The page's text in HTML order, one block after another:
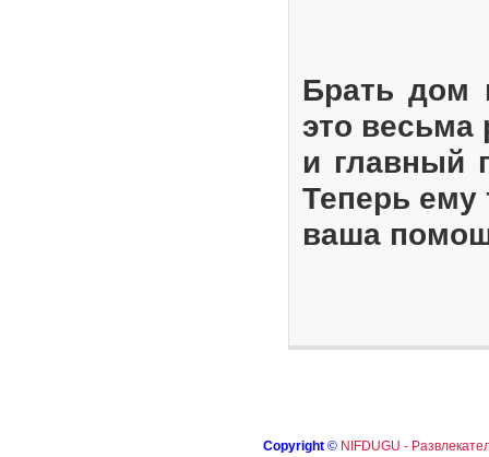
Брать дом
это весьма
и главный
Теперь ему
ваша
Copyright © NIFDUGU -